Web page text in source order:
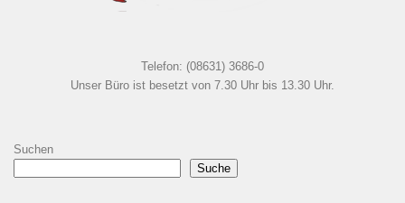
Telefon: (08631) 3686-0
Unser Büro ist besetzt von 7.30 Uhr bis 13.30 Uhr.
Suchen
Suche